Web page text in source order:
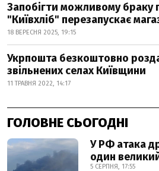
Запобігти можливому браку
"Київхліб" перезапускає
18 ВЕРЕСНЯ 2025, 19:15
Укрпошта безкоштовно
звільнених селах Київщини
11 ТРАВНЯ 2022, 14:17
ГОЛОВНЕ СЬОГОДНІ
У РФ атака
один
5 СЕРПНЯ, 17:55